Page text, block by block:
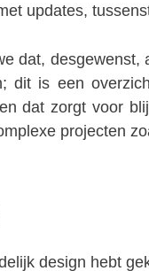
updates,
dat,
dit is een
dat zorgt voor
projecten
design hebt